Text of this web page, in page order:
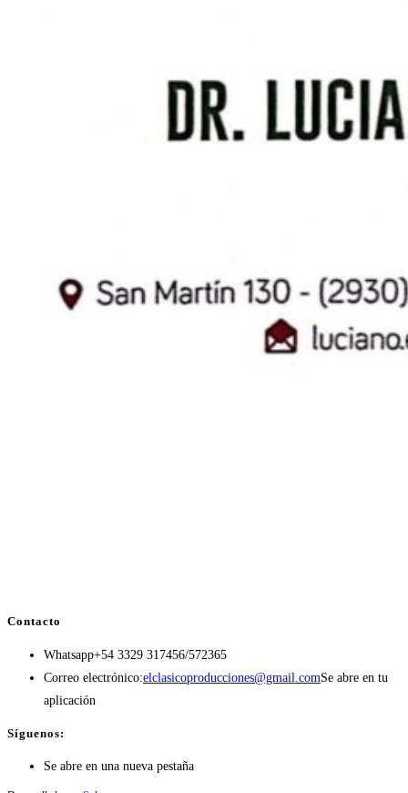
Contacto
Whatsapp+54 3329 317456/572365
Correo electrónico:elclasicoproducciones@gmail.comSe abre en tu
aplicación
Síguenos:
Se abre en una nueva pestaña